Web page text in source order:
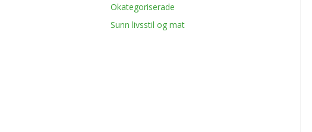
Okategoriserade
Sunn livsstil og mat